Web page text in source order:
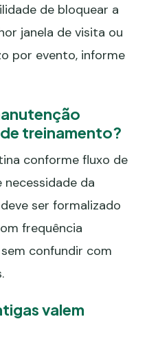
de bloquear a
janela de visita ou
por evento, informe
treinamento?
conforme fluxo de
necessidade da
ser formalizado
frequência
confundir com
valem